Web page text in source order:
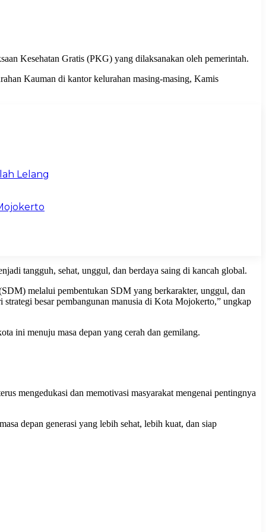
Kesehatan Gratis (PKG) yang dilaksanakan oleh pemerintah.
Kauman di kantor kelurahan masing-masing, Kamis
Lelang
tangguh, sehat, unggul, dan berdaya saing di kancah global.
melalui pembentukan SDM yang berkarakter, unggul, dan
besar pembangunan manusia di Kota Mojokerto,” ungkap
ini menuju masa depan yang cerah dan gemilang.
mengedukasi dan memotivasi masyarakat mengenai pentingnya
depan generasi yang lebih sehat, lebih kuat, dan siap